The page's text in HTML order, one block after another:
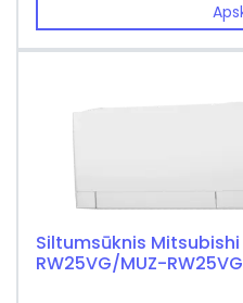
Siltumsūknis
RW25VG/MUZ-